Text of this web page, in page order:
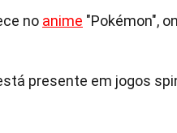
no anime "Pokémon",
presente em jogos